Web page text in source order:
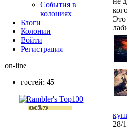
Это
28/
События в
колониях
Блоги
Колонии
Войти
Peгиcтpaция
on-line
гостей: 45